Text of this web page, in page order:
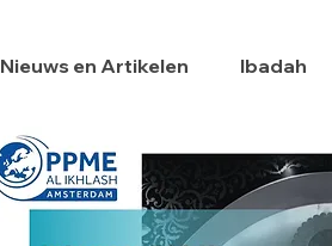
Nieuws en Artikelen Ibadah